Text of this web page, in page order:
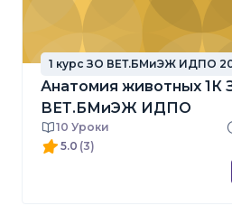
1 курс ЗО ВЕТ.БМиЭЖ ИДПО
Анатомия животных 1К
ВЕТ.БМиЭЖ ИДПО
10 Уроки
5.0 (3)